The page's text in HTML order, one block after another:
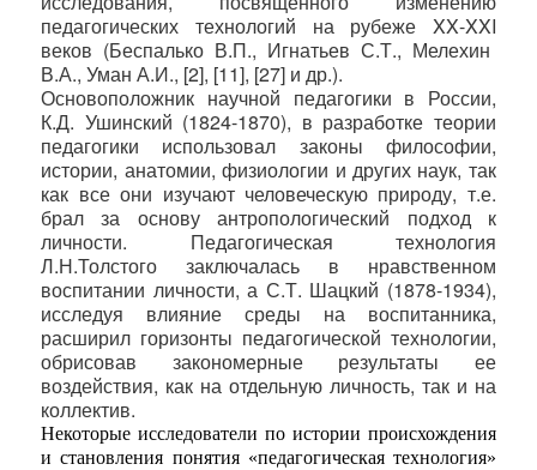
педагогических технологий на рубеже XX-XXI
веков (Беспалько В.П., Игнатьев С.Т., Мелехин
В.А., Уман А.И., [2], [11], [27] и др.).
Основоположник научной педагогики в России,
К.Д. Ушинский (1824-1870), в разработке теории
педагогики использовал законы философии,
истории, анатомии, физиологии и других наук, так
как все они изучают человеческую природу, т.е.
брал за основу антропологический подход к
личности. Педагогическая технология
Л.Н.Толстого заключалась в нравственном
воспитании личности, а С.Т. Шацкий (1878-1934),
исследуя влияние среды на воспитанника,
расширил горизонты педагогической технологии,
обрисовав закономерные результаты ее
воздействия, как на отдельную личность, так и на
коллектив.
Некоторые исследователи по истории происхождения
и становления понятия «педагогическая технология»